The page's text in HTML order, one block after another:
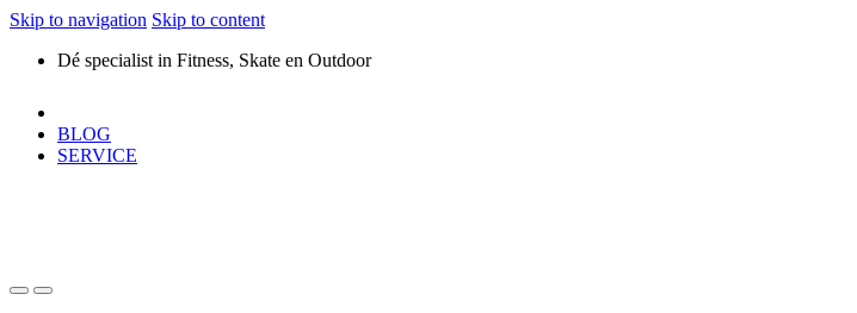
Skip to navigation Skip to content
Dé specialist in Fitness, Skate en Outdoor
BLOG
SERVICE